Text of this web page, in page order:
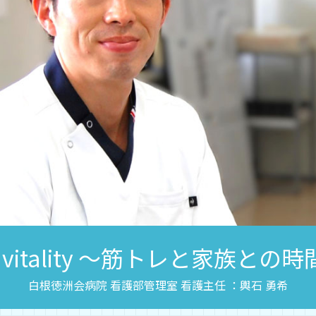
～筋トレと家族との時
白根徳洲会病院 看護部管理室 看護主任 ：輿石 勇希